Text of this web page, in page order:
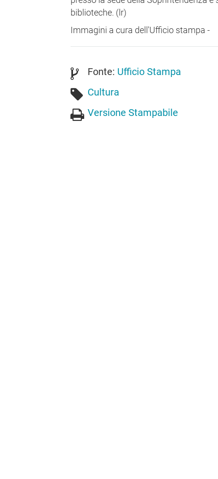
biblioteche. (lr)
Immagini a cura dell'Ufficio stampa -
Fonte: Ufficio Stampa
Cultura
Versione Stampabile